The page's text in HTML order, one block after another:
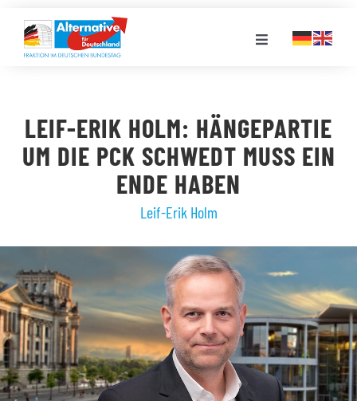
Inhalt
springen
Toggle
LANDESGRUPPEN
VERANSTALTUNGEN
PRESSE
STELLENPORTAL
MEDIATHEK
LEIF-ERIK HOLM: HÄNGEPARTIE
UM DIE PCK SCHWEDT MUSS EIN
ENDE HABEN
Leif-Erik Holm